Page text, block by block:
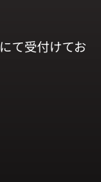
にて受付けてお